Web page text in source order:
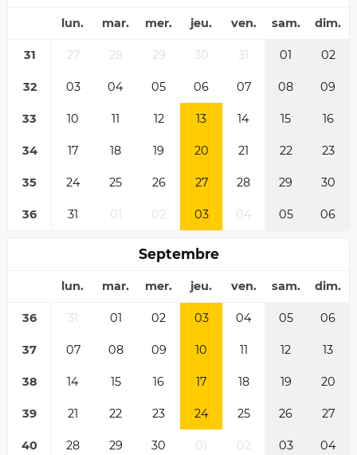
lun. mar. mer. jeu. ven. sam. dim.
31 27 28 29 30 31 01 02
32 03 04 05 06 07 08 09
33 10 11 12 13 14 15 16
34 17 18 19 20 21 22 23
35 24 25 26 27 28 29 30
36 31 01 02 03 04 05 06
Septembre
lun. mar. mer. jeu. ven. sam. dim.
36 31 01 02 03 04 05 06
37 07 08 09 10 11 12 13
38 14 15 16 17 18 19 20
39 21 22 23 24 25 26 27
40 28 29 30 01 02 03 04